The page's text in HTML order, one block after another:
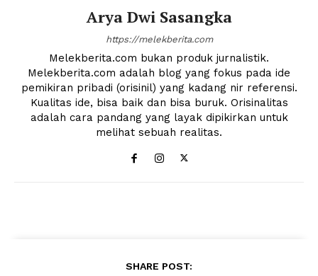
Arya Dwi Sasangka
https://melekberita.com
Melekberita.com bukan produk jurnalistik.
Melekberita.com adalah blog yang fokus pada ide
pemikiran pribadi (orisinil) yang kadang nir referensi.
Kualitas ide, bisa baik dan bisa buruk. Orisinalitas
adalah cara pandang yang layak dipikirkan untuk
melihat sebuah realitas.
SHARE POST: